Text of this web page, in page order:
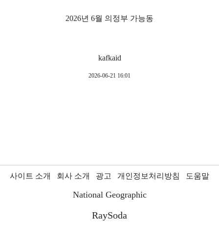
2026년 6월 의정부 가능동
kafkaid
2026-06-21 16:01
사이트 소개 회사 소개 광고 개인정보처리방침 도움말
National Geographic
RaySoda